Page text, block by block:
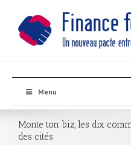
Menu
Monte ton biz, les dix
des cités